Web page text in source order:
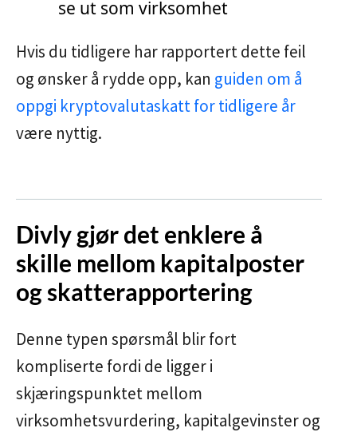
se ut som virksomhet
Hvis du tidligere har rapportert dette feil
og ønsker å rydde opp, kan guiden om å
oppgi kryptovalutaskatt for tidligere år
være nyttig.
Divly gjør det enklere å
skille mellom kapitalposter
og skatterapportering
Denne typen spørsmål blir fort
kompliserte fordi de ligger i
skjæringspunktet mellom
virksomhetsvurdering, kapitalgevinster og